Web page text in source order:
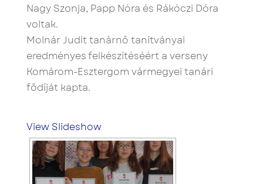
Nagy Szonja, Papp Nóra és Rákóczi Dóra
voltak.
Molnár Judit tanárnő tanítványai
eredményes felkészítéséért a verseny
Komárom-Esztergom vármegyei tanári
fődíját kapta.
View Slideshow